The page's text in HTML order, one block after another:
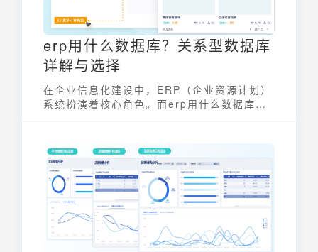
erp用什么数据库？关系型数据库
详解与选择
在企业信息化建设中，ERP（企业资源计划）
系统扮演着核心角色。而erp用什么数据库，
功能，成为ERP系统的首选。它不仅能有效管
理企业的各类数据，还能支持复杂的业务流程
和决策分析。选择合适的数据库，是成功实施
ERP的关键一步。